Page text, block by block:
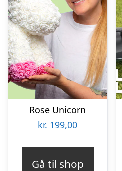
Rose Unicorn
kr. 199,00
Gå til shop